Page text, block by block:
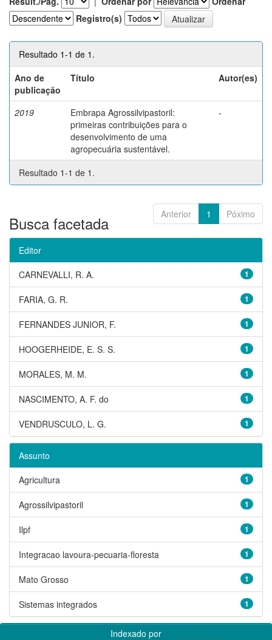
Registro(s)
Resultado 1-1 de 1.
Ano de
publicação
Título Autor(es)
2019
Embrapa Agrossilvipastoril:
primeiras contribuições para o
desenvolvimento de uma
agropecuária sustentável.
-
Resultado 1-1 de 1.
Anterior 1 Póximo
Busca facetada
Editor
1
CARNEVALLI, R. A.
1
FARIA, G. R.
1
FERNANDES JUNIOR, F.
1
HOOGERHEIDE, E. S. S.
1
MORALES, M. M.
1
NASCIMENTO, A. F. do
1
VENDRUSCULO, L. G.
Assunto
1
Agricultura
1
Agrossilvipastoril
1
Ilpf
1
Integracao lavoura-pecuaria-floresta
1
Mato Grosso
1
Sistemas integrados
Indexado por